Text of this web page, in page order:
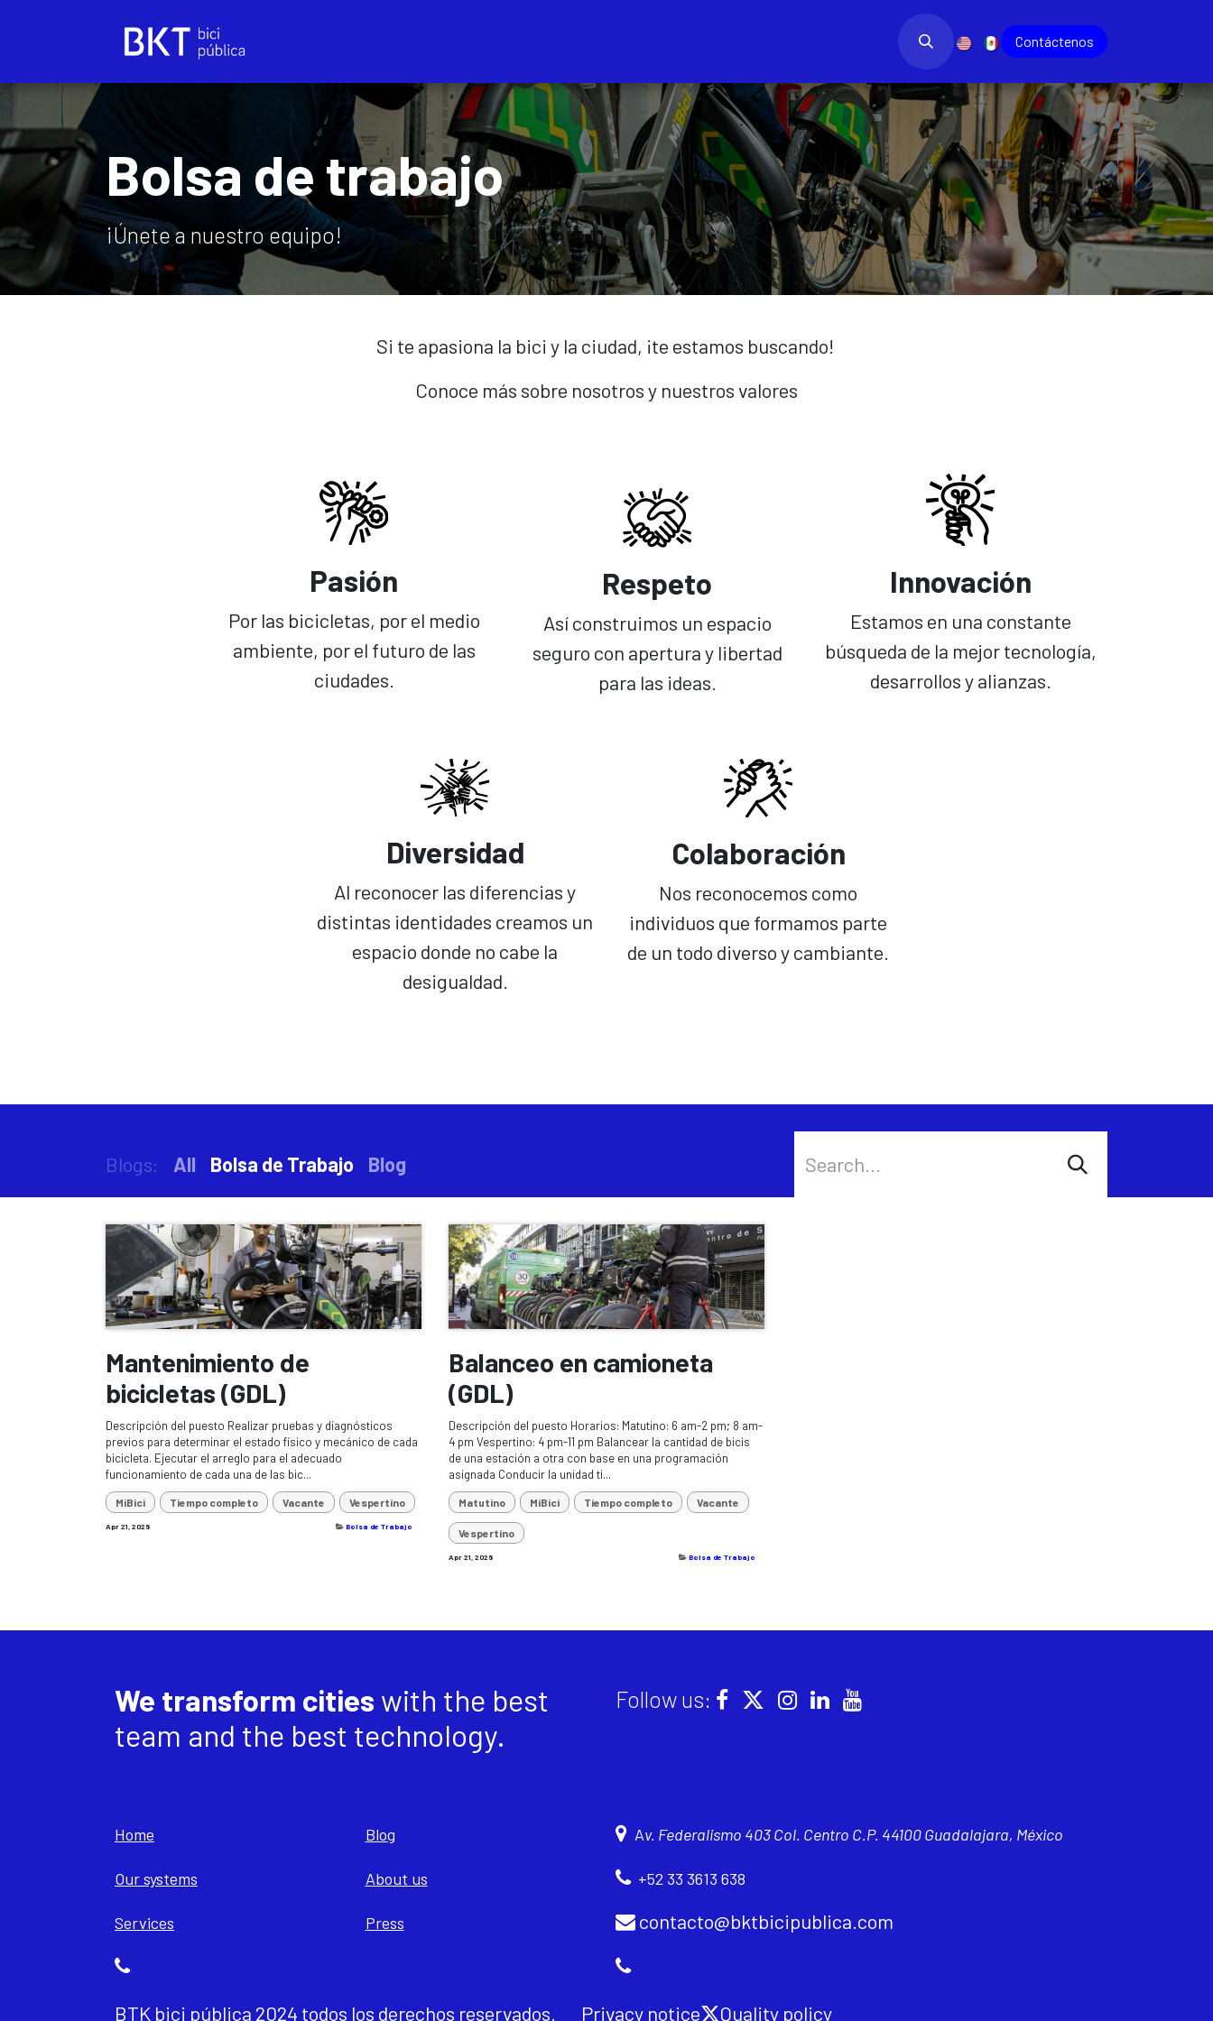
Contác​​​​tenos
Bolsa de trabajo
¡Únete a nuestro equipo!
Si te apasiona la bici y la ciudad, ¡te estamos buscando!
Conoce más sobre nosotros y nuestros valores
Pasión
Por las bicicletas, por el medio
ambiente, por el futuro de las
ciudades.
Respeto
Así construimos un espacio
seguro con apertura y libertad
para las ideas.
Innovación
Estamos en una constante
búsqueda de la mejor tecnología,
desarrollos y alianzas.
Diversidad
Al reconocer las diferencias y
distintas identidades creamos un
espacio donde no cabe la
desigualdad.
Colaboración
Nos reconocemos como
individuos que formamos parte
de un todo diverso y cambiante.
Blogs: All Bolsa de Trabajo Blog
Mantenimiento de
bicicletas (GDL)
Descripción del puesto Realizar pruebas y diagnósticos
previos para determinar el estado físico y mecánico de cada
bicicleta. Ejecutar el arreglo para el adecuado
funcionamiento de cada una de las bic...
MiBici Tiempo completo Vacante Vespertino
Apr 21, 2026 Bolsa de Trabajo
Balanceo en camioneta
(GDL)
Descripción del puesto Horarios: Matutino: 6 am-2 pm; 8 am-
4 pm Vespertino: 4 pm-11 pm Balancear la cantidad de bicis
de una estación a otra con base en una programación
asignada Conducir la unidad ti...
Matutino MiBici Tiempo completo Vacante
Vespertino
Apr 21, 2026 Bolsa de Trabajo
We transform cities with the best
team and the best technology.
Follow us:
BTK bici pública 2024 todos los derechos reservados. Privacy notice Quality policy
Av. Federalismo 403 Col. Centro C.P. 44100 Guadalajara, México
+52 33 3613 638
contacto@bktbicipublica.com
Home
Our systems
Services
Blog
About us
Press